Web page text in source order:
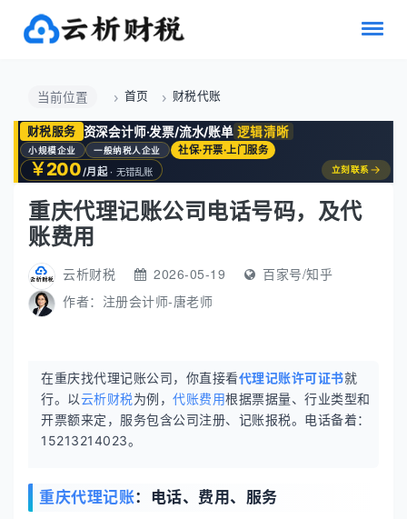
当前位置 首页 财税代账
财税服务 资深会计师·发票/流水/账单 逻辑清晰
小规模企业 一般纳税人企业 社保·开票·上门服务
￥200/月起 · 无错乱账 立刻联系 →
重庆代理记账公司电话号码，及代
账费用
云析财税 2026-05-19
百家号/知乎
作者： 注册会计师-唐老师
在重庆找代理记账公司，你直接看代理记账许可证书就
行。以云析财税为例， 代账费用根据票据量、行业类型和
开票额来定，服务包含公司注册、记账报税。电话备着：
15213214023。
重庆代理记账：电话、费用、服务